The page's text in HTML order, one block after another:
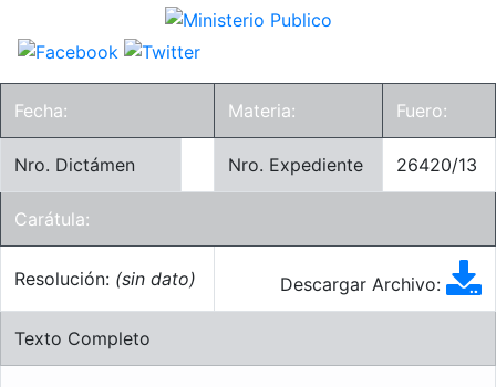
Fecha: Materia: Fuero:
Nro. Dictámen Nro. Expediente 26420/13
Carátula:
Resolución: (sin dato) Descargar Archivo:
Texto Completo